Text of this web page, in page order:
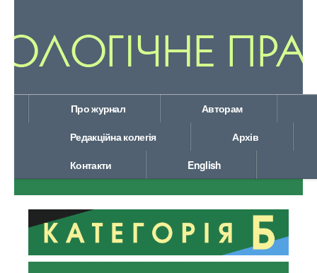
Про журнал
Авторам
Редакційна колегія
Архів
Контакти
English